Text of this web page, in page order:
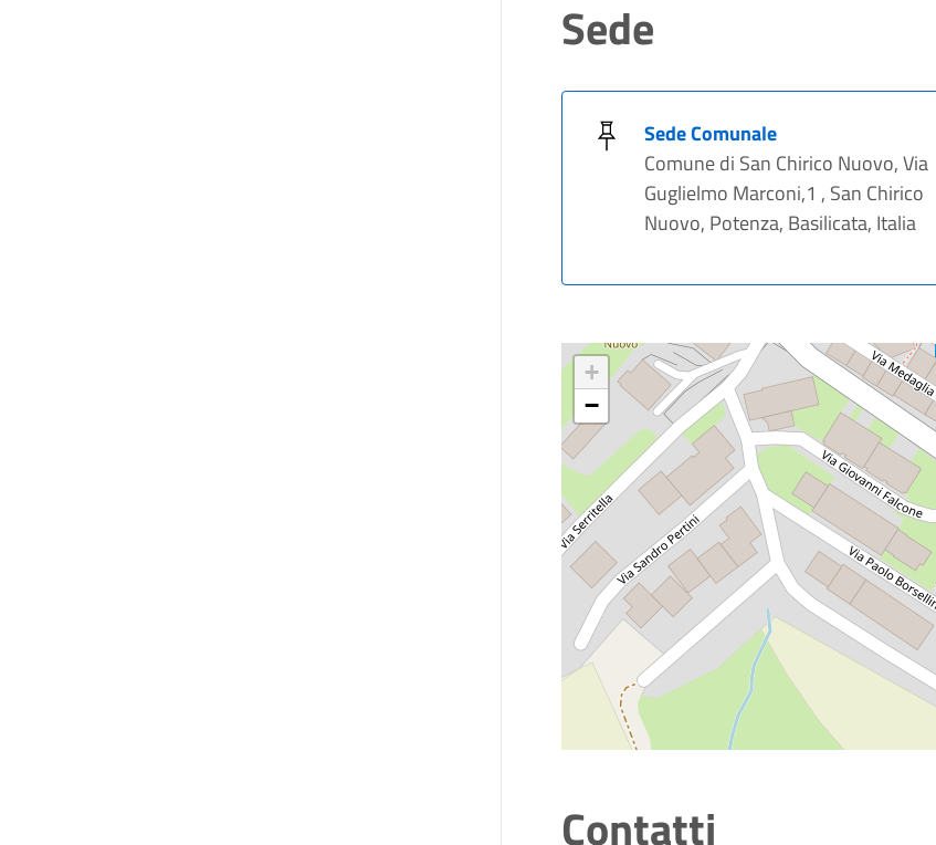
Sede
Sede Comunale
Comune di San Chirico Nuovo, Via
Guglielmo Marconi,1 , San Chirico
Nuovo, Potenza, Basilicata, Italia
+
−
Contatti